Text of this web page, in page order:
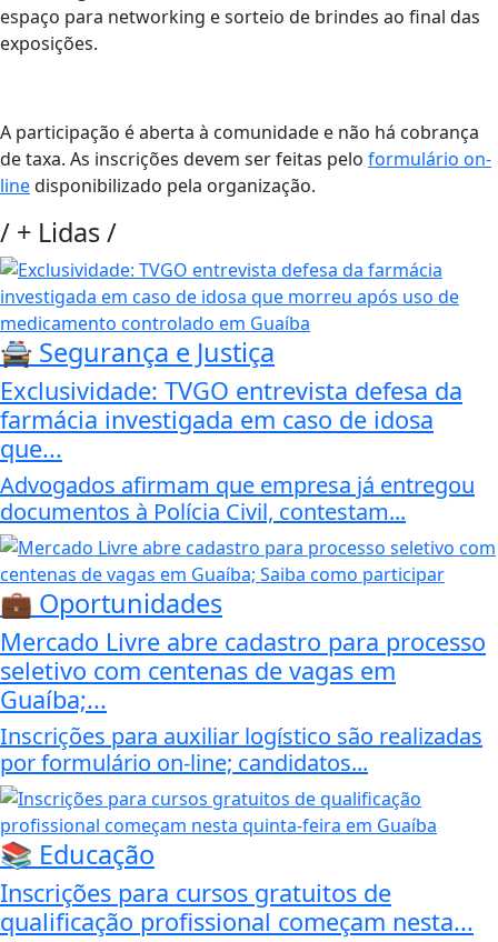
espaço para networking e sorteio de brindes ao final das
exposições.
A participação é aberta à comunidade e não há cobrança
de taxa. As inscrições devem ser feitas pelo formulário on-
linedisponibilizado pela organização.
/ + Lidas/
🚔 Segurança e Justiça
Exclusividade: TVGO entrevista defesa da
farmácia investigada em caso de idosa
que...
Advogados afirmam que empresa já entregou
documentos à Polícia Civil, contestam...
💼 Oportunidades
Mercado Livre abre cadastro para processo
seletivo com centenas de vagas em
Guaíba;...
Inscrições para auxiliar logístico são realizadas
por formulário on-line; candidatos...
📚 Educação
Inscrições para cursos gratuitos de
qualificação profissional começam nesta...